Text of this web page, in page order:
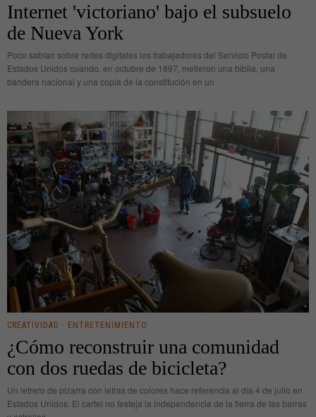
Internet 'victoriano' bajo el subsuelo
de Nueva York
Poco sabían sobre redes digitales los trabajadores del Servicio Postal de
Estados Unidos cuando, en octubre de 1897, metieron una biblia, una
bandera nacional y una copia de la constitución en un
CREATIVIDAD · ENTRETENIMIENTO
¿Cómo reconstruir una comunidad
con dos ruedas de bicicleta?
Un letrero de pizarra con letras de colores hace referencia al día 4 de julio en
Estados Unidos. El cartel no festeja la independencia de la tierra de las barras